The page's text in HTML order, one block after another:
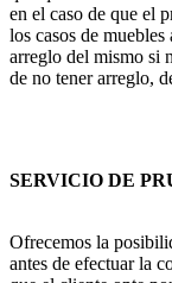
en el caso de que el
los casos de
arreglo del mismo si
de no tener arreglo,
SERVICIO DE
Ofrecemos la
antes de efectuar la